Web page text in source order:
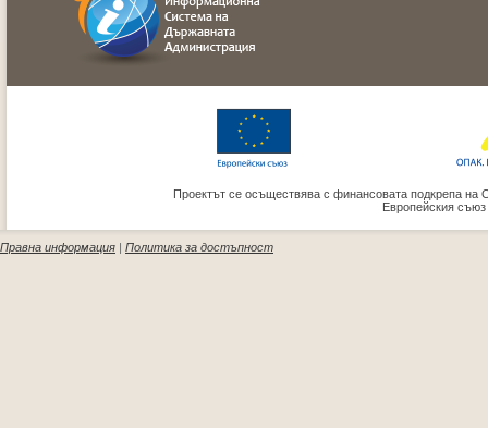
Проектът се осъществява с финансовата подкрепа на
Европейския
Правна информация | Политика за достъпност